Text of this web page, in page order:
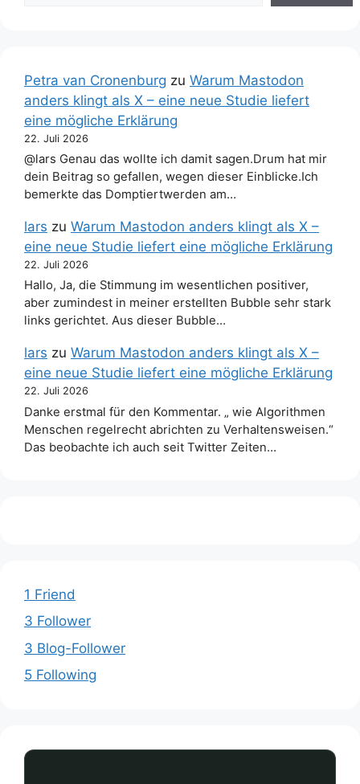
Petra van Cronenburg zu Warum Mastodon
anders klingt als X – eine neue Studie liefert
eine mögliche Erklärung
22. Juli 2026
@lars Genau das wollte ich damit sagen.Drum hat mir
dein Beitrag so gefallen, wegen dieser Einblicke.Ich
bemerkte das Domptiertwerden am…
lars zu Warum Mastodon anders klingt als X –
eine neue Studie liefert eine mögliche Erklärung
22. Juli 2026
Hallo, Ja, die Stimmung im wesentlichen positiver,
aber zumindest in meiner erstellten Bubble sehr stark
links gerichtet. Aus dieser Bubble…
lars zu Warum Mastodon anders klingt als X –
eine neue Studie liefert eine mögliche Erklärung
22. Juli 2026
Danke erstmal für den Kommentar. „ wie Algorithmen
Menschen regelrecht abrichten zu Verhaltensweisen.“
Das beobachte ich auch seit Twitter Zeiten…
1 Friend
3 Follower
3 Blog-Follower
5 Following